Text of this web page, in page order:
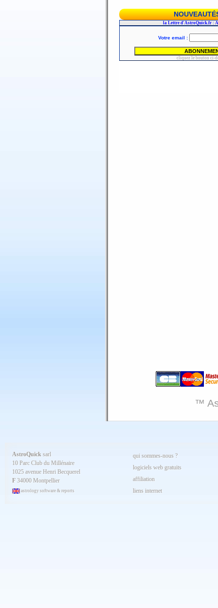
™
AstroQuick sarl
10 Parc Club du Millénaire
1025 avenue Henri Becquerel
F 34000 Montpellier
astrology software & reports
qui sommes-nous ?
logiciels web gratuits
affiliation
liens internet